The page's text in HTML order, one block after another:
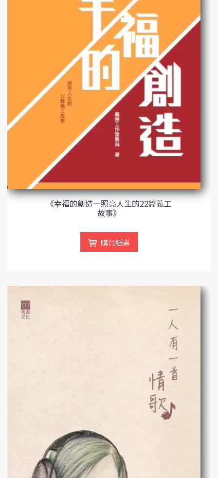
《幸福的創造—照亮人生的22篇義工
故事》
購買紙書